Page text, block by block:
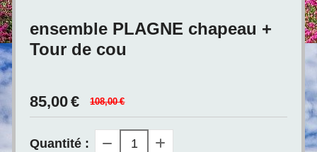
ensemble PLAGNE chapeau +
Tour de cou
85,00€ 108,00€
Quantité :